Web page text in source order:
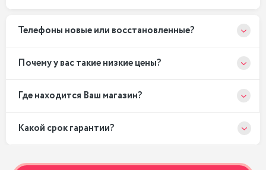
Телефоны новые или восстановленные?
Почему у вас такие низкие цены?
Где находится Ваш магазин?
Какой срок гарантии?